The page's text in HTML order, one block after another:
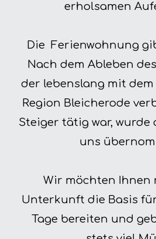
erholsamen
Die Ferienwohnung
Nach dem Ableben
der lebenslang mit
Region Bleicherode
Steiger tätig war, wurde
uns
Wir möchten Ihnen
Unterkunft die Basis
Tage bereiten und